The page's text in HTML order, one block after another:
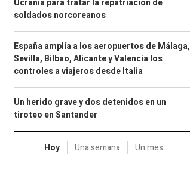
Ucrania para tratar la repatriación de
soldados norcoreanos
España amplía a los aeropuertos de Málaga,
Sevilla, Bilbao, Alicante y Valencia los
controles a viajeros desde Italia
Un herido grave y dos detenidos en un
tiroteo en Santander
Hoy Una semana Un mes